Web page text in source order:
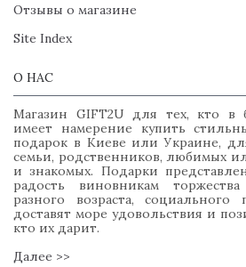
Отзывы о магазине
Site Index
О НАС
Магазин GIFT2U для тех, кто в
имеет намерение купить
подарок в Киеве или Украине,
семьи, родственников, любимых
и знакомых. Подарки
радость виновникам
разного возраста,
доставят море удовольствия и
кто их дарит.
Далее >>